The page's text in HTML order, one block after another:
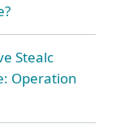
Stealc
Operation